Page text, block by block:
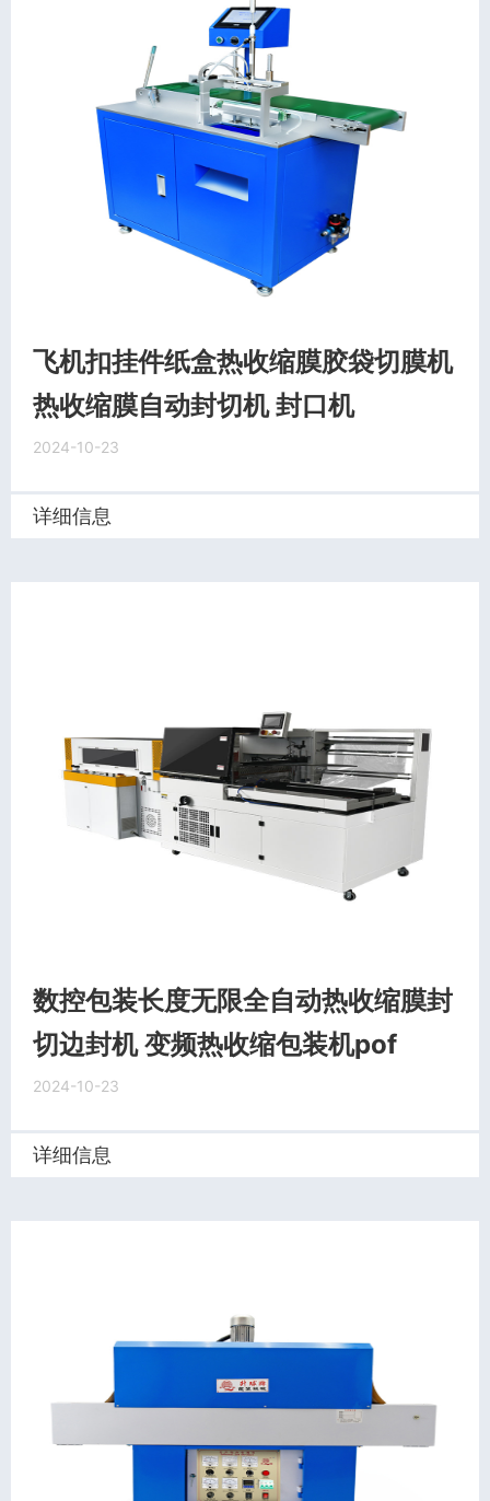
飞机扣挂件纸盒热收缩膜胶袋切膜机
热收缩膜自动封切机 封口机
2024-10-23
详细信息
数控包装长度无限全自动热收缩膜封
切边封机 变频热收缩包装机pof
2024-10-23
详细信息